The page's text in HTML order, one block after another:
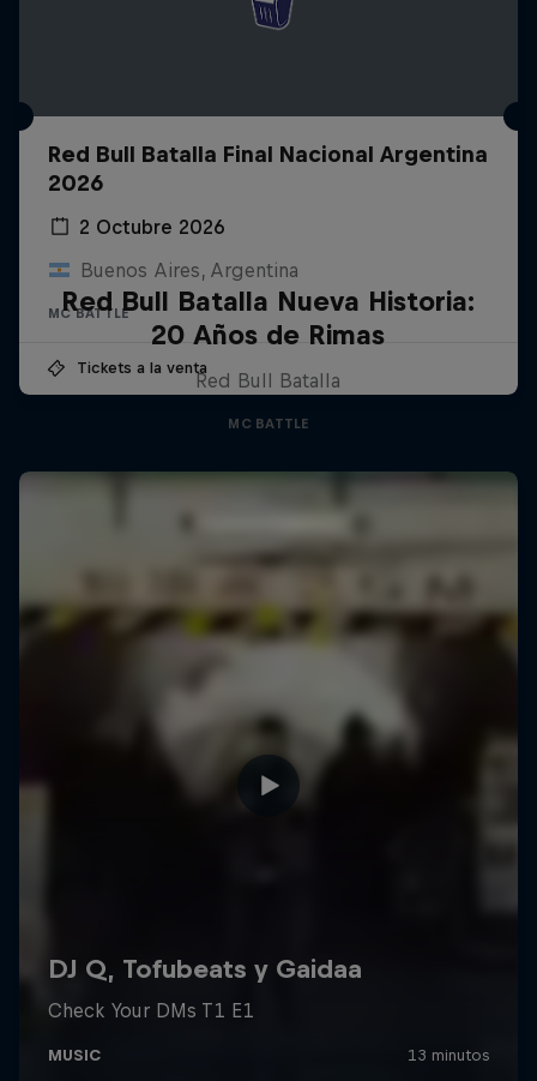
Red Bull Batalla Final Nacional Argentina
2026
2 Octubre 2026
Buenos Aires, Argentina
MC BATTLE
Tickets a la venta
Red Bull Batalla Nueva Historia:
20 Años de Rimas
Red Bull Batalla
MC BATTLE